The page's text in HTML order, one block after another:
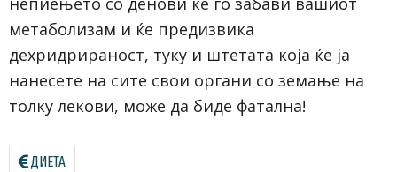
метаболизам и ќе предизвика
дехридрираност, туку и штетата која ќе ја
нанесете на сите свои органи со земање на
толку лекови, може да биде фатална!
ДИЕТА